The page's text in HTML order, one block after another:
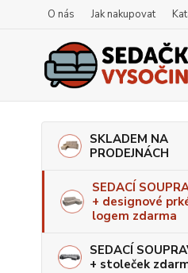
O nás Jak nakupovat
SKLADEM NA
PRODEJNÁCH
SEDACÍ
+ designové
logem zdarma
SEDACÍ
+ stoleček